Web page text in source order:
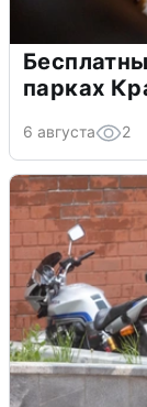
парках
6 августа 2